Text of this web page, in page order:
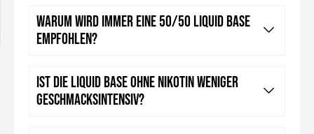
Warum wird immer eine 50/50 Liquid Base
empfohlen?
Ist die Liquid Base ohne Nikotin weniger
geschmacksintensiv?